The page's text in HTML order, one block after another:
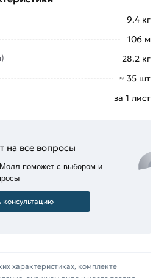
в корзину»
или нажмите на
. Также можете купить
указанным на сайте.
цены на товар Профнастил
и области. Наши
менеджеры обработают
Вами для согласования
или самовывоза.
дней (наличие чека
9.4 кг
106 м
28.2 кг
≈ 35 шт
за 1 лист
на все вопросы
поможет с выбором и
консультацию
характеристиках, комплекте